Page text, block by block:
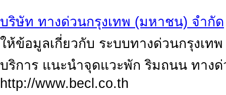
บริษัท ทางด่วนกรุงเทพ (มหาชน) จำกัด
ให้ข้อมูลเกี่ยวกับ ระบบทางด่วนกรุงเ
บริการ แนะนำจุดแวะพัก ริมถนน ทาง
http://www.becl.co.th